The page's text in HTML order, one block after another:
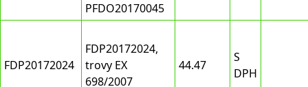
PFDO20170045
FDP20172024
FDP20172024,
trovy EX
698/2007
44.47
S
DPH